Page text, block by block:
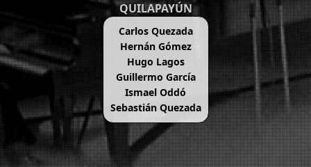
QUILAPAYÚN
Carlos Quezada
Hernán Gómez
Hugo Lagos
Guillermo García
Ismael Oddó
Sebastián Quezada